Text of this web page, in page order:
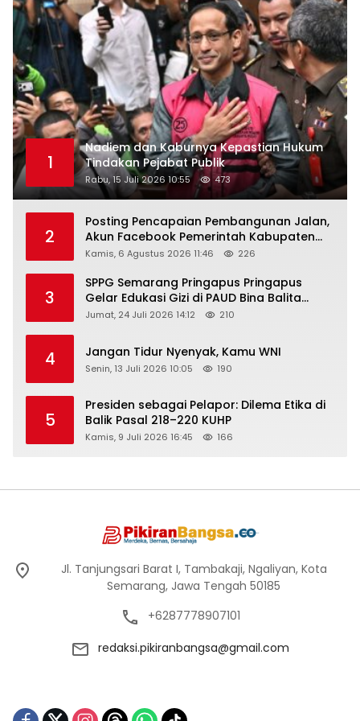
1
Nadiem dan Kaburnya Kepastian Hukum
Tindakan Pejabat Publik
Rabu, 15 Juli 2026 10:55 473
2
Posting Pencapaian Pembangunan Jalan,
Akun Facebook Pemerintah Kabupaten
Rembang “Dirujak” Warganet
Kamis, 6 Agustus 2026 11:46 226
3
SPPG Semarang Pringapus Pringapus
Gelar Edukasi Gizi di PAUD Bina Balita
Peringati Hari Anak Nasional 2026
Jumat, 24 Juli 2026 14:12 210
4 Jangan Tidur Nyenyak, Kamu WNI
Senin, 13 Juli 2026 10:05 190
5
Presiden sebagai Pelapor: Dilema Etika di
Balik Pasal 218–220 KUHP
Kamis, 9 Juli 2026 16:45 166
Jl. Tanjungsari Barat I, Tambakaji, Ngaliyan, Kota
Semarang, Jawa Tengah 50185
+6287778907101
redaksi.pikiranbangsa@gmail.com